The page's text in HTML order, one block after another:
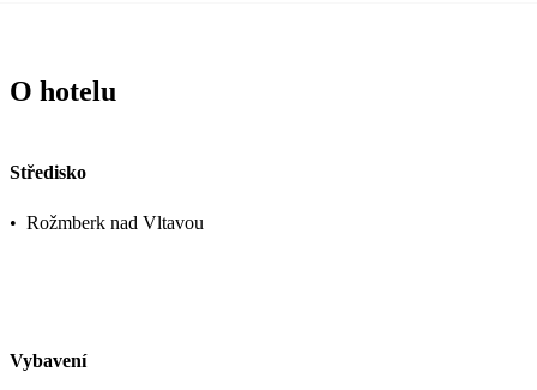
O hotelu
Středisko
• Rožmberk nad Vltavou
Vybavení